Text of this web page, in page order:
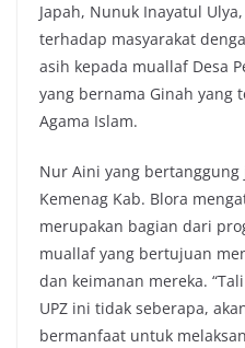
Japah, Nunuk Inayatul
terhadap masyarakat
asih kepada muallaf Desa
yang bernama Ginah yang
Agama Islam.
Nur Aini yang bertanggung
Kemenag Kab. Blora
merupakan bagian dari
muallaf yang bertujuan
dan keimanan mereka.
UPZ ini tidak seberapa,
bermanfaat untuk